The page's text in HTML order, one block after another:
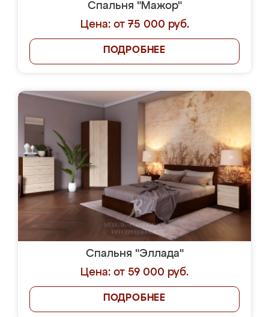
Спальня "Мажор"
Цена: от 75 000 руб.
ПОДРОБНЕЕ
Спальня "Эллада"
Цена: от 59 000 руб.
ПОДРОБНЕЕ